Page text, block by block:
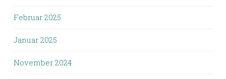
Februar 2025
Januar 2025
November 2024